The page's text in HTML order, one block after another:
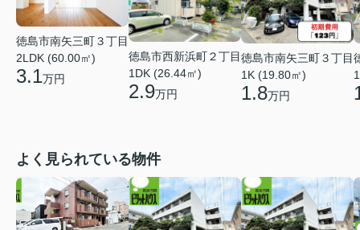
徳島市南矢三町３丁目
2LDK (60.00㎡)
3.1万円
徳島市西新浜町２丁目
1DK (26.44㎡)
2.9万円
徳島市南矢三町３丁目
1K (19.80㎡)
1.8万円
よく見られている物件